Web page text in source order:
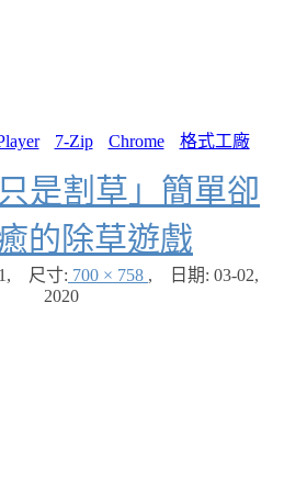
7-Zip Chrome 格式工廠
只是割草」簡單卻
的除草遊戲
, 尺寸: 700 × 758 , 日期: 03-02,
2020